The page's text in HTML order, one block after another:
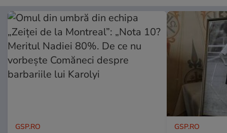
GSP.RO GSP.RO